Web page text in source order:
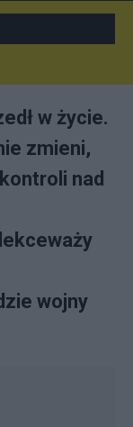
w życie.
zmieni,
nad
wojny